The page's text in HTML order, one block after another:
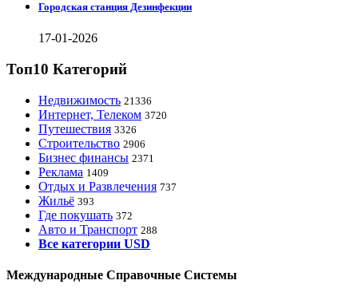
Городская станция Дезинфекции
17-01-2026
Топ10 Категорий
Недвижимость 21336
Интернет, Телеком 3720
Путешествия 3326
Строительство 2906
Бизнес финансы 2371
Реклама 1409
Отдых и Развлечения 737
Жильё 393
Где покушать 372
Авто и Транспорт 288
Все категории USD
Международные Справочные Системы